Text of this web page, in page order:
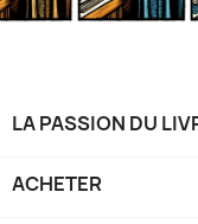
LA PASSION DU
ACHETER